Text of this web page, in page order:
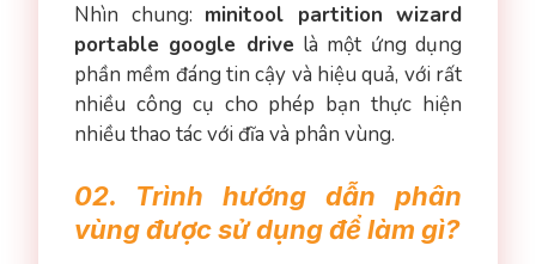
Nhìn chung: minitool partition wizard
portable google drive là một ứng dụng
phần mềm đáng tin cậy và hiệu quả, với rất
nhiều công cụ cho phép bạn thực hiện
nhiều thao tác với đĩa và phân vùng.
02. Trình hướng dẫn phân
vùng được sử dụng để làm gì?